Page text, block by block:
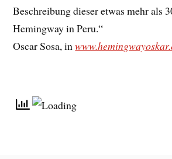
Beschreibung dieser etwas mehr als
Hemingway in Peru.“
Oscar Sosa, in